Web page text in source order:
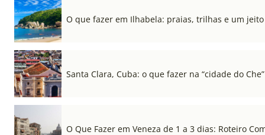
O que fazer em Ilhabela: praias, trilhas e um
Santa Clara, Cuba: o que fazer na “cidade do Che”
O Que Fazer em Veneza de 1 a 3 dias: Roteiro